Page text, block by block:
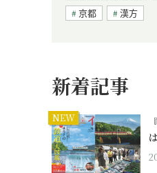
京都
漢方
新着記事
NEW